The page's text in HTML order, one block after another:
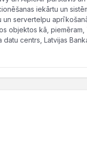
iekārtu un
servertelpu
objektos kā, piemēram,
centrs, Latvijas